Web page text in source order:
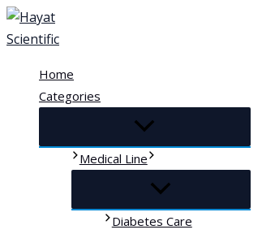
Skip
to
Home
Categories
Medical Line
Diabetes Care